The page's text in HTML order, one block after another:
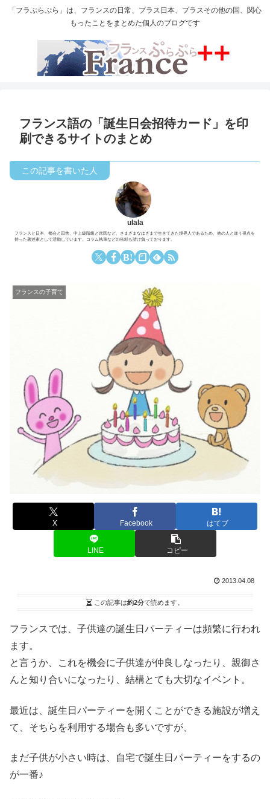
「フラぷらぷら」は、フランスの日常、プラス日本、プラスその他の国、関心
もったことをまとめた個人のブログです
フランス語の「誕生日会招待カード」を印
刷できるサイトのまとめ
ulala
フランスと日本、都会と田舎、中上級階級と庶民など、さまざまなはざまで生きてきた境界人であるため、他の人と違う視点を
持った著述家として活動しています。コラム執筆などの依頼も請け負っております。
フランスの子育て
X Facebook はてブ
LINE コピー
2013.04.08
この記事は約2分で読めます。
フランスでは、子供達の誕生日パーティーは頻繁に行われ
ます。
と言うか、これを機会に子供達が仲良しなったり、親御さ
んと知り合いになったり、結構とても大切なイベント。
最近は、誕生日パーティーを開くことができる施設が増え
て、そちらを利用する場合も多いですが、
まだ子供が小さい時は、自宅で誕生日パーティーをするの
が一番♪